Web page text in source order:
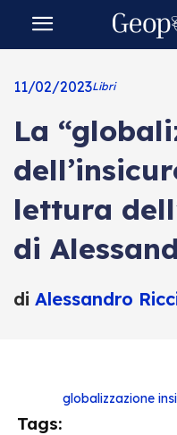
11/02/2023Libri
La
lettura
di
di Alessandro
Tags:
globalizzazione